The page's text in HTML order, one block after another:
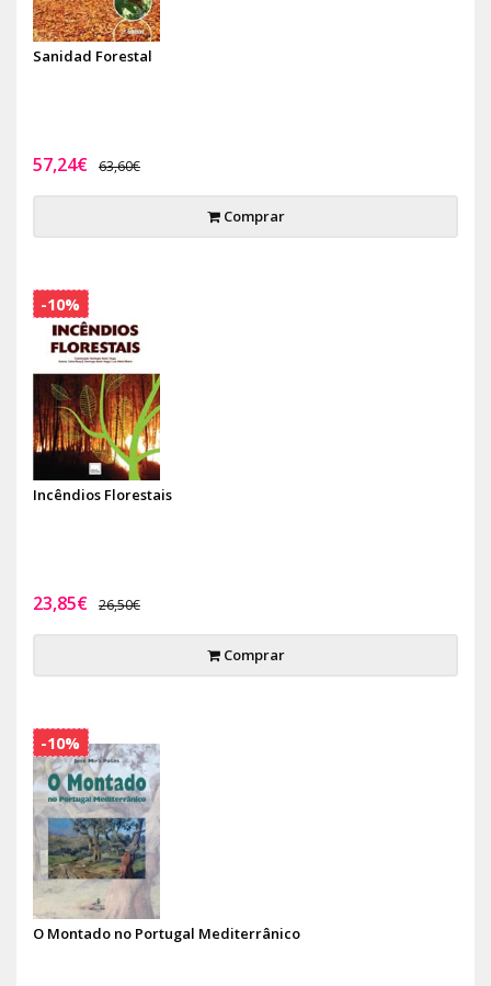
Sanidad Forestal
57,24€ 63,60€
Comprar
Incêndios Florestais
23,85€ 26,50€
Comprar
-10%
O Montado no Portugal Mediterrânico
-10%